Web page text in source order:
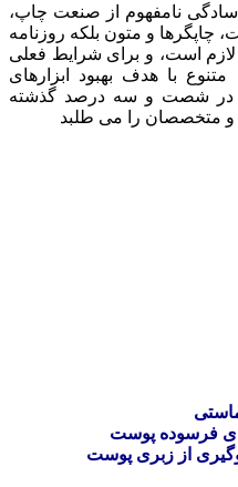
سادگی نامفهوم از صنعت چاپ،
چاپگرها و متون بلکه روزنامه
است، و برای شرایط فعلی
متنوع با هدف بهبود ابزارهای
در شصت و سه درصد گذشته
و متخصصان را می طلبد
فرسوده پوست
از زبری پوست